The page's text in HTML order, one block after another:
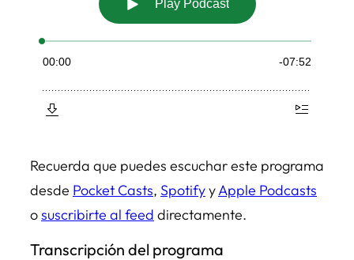
Recuerda que puedes escuchar este programa
desde Pocket Casts, SpotifyyApple Podcasts
osuscribirte al feed directamente.
Transcripción del programa